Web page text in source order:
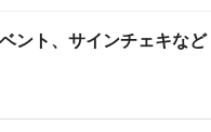
ント、サインチェキなど